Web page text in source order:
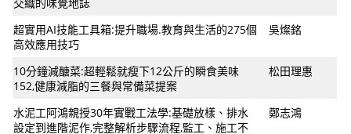
超實用AI技能工具箱:提升職場.教育與生活的275個
高效應用技巧
吳燦銘
10分鐘減醣菜:超輕鬆就瘦下12公斤的瞬食美味
152,健康減脂的三餐與常備菜提案
松田理惠
水泥工阿鴻親授30年實戰工法學:基礎放樣、排水
設定到進階泥作,完整解析步驟流程,監工、施工不
鄭志鴻